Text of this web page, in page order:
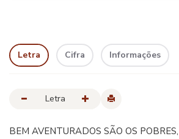
Letra Cifra Informações
Letra
BEM AVENTURADOS SÃO OS POBRES,